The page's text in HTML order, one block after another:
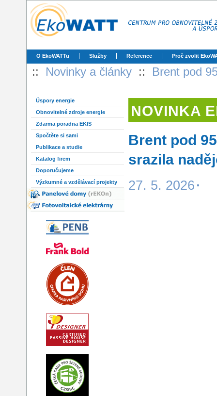
O EkoWATTu Služby Reference Proč zvolit
:: Novinky a články :: Brent pod
Úspory energie
Obnovitelné zdroje energie
Zdarma poradna EKIS
Spočtěte si sami
Publikace a studie
Katalog firem
Doporučujeme
Výzkumné a vzdělávací projekty
NOVINKA
Brent pod
srazila
27. 5. 2026